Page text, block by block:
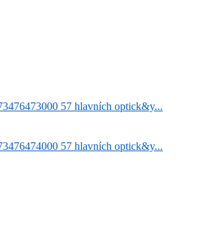
57 hlavních optick&y...
57 hlavních optick&y...